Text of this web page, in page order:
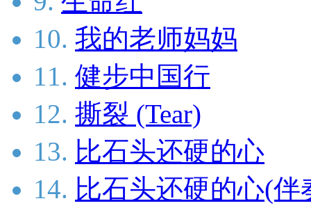
10. 我的老师妈妈
11. 健步中国行
12. 撕裂 (Tear)
13. 比石头还硬的心
14. 比石头还硬的心(伴